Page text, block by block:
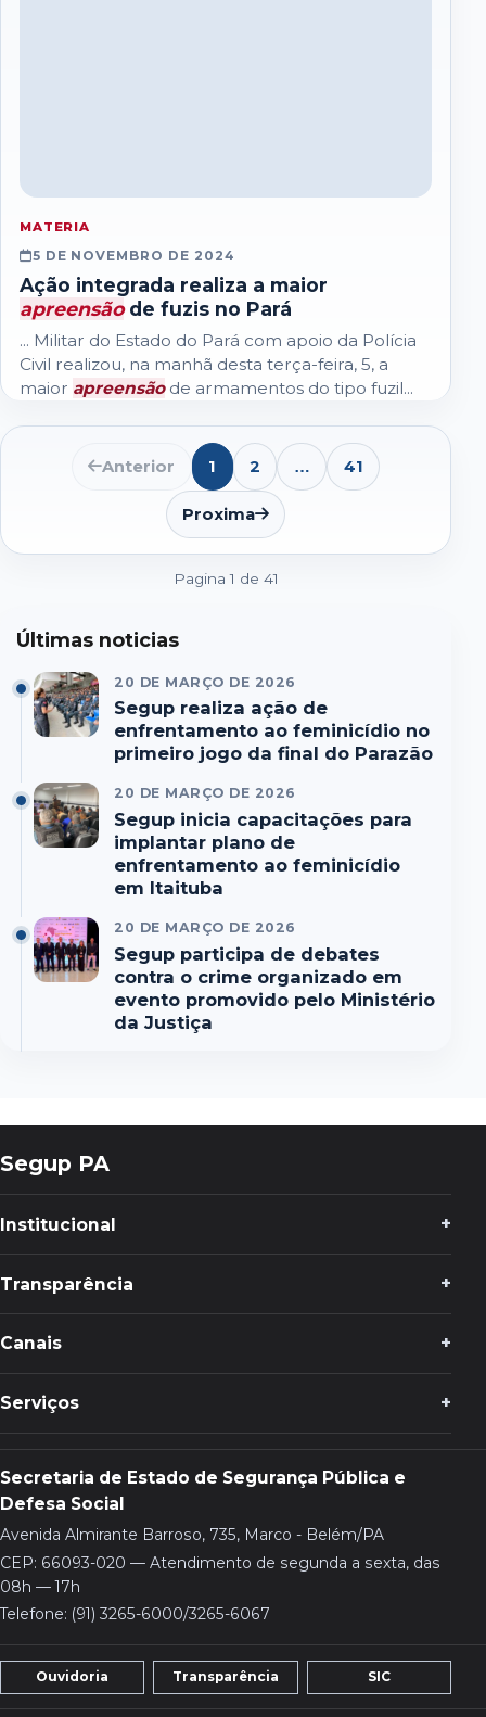
MATERIA
5 DE NOVEMBRO DE 2024
Ação integrada realiza a maior
apreensãode fuzis no Pará
... Militar do Estado do Pará com apoio da Polícia
Civil realizou, na manhã desta terça-feira, 5, a
maior apreensãode armamentos do tipo fuzil...
Anterior 1 2 …Abrir
lista
41
Proxima
Pagina 1 de 41
Últimas noticias
20 DE MARÇO DE 2026
Segup realiza ação de
enfrentamento ao feminicídio no
primeiro jogo da final do Parazão
20 DE MARÇO DE 2026
Segup inicia capacitações para
implantar plano de
enfrentamento ao feminicídio
em Itaituba
20 DE MARÇO DE 2026
Segup participa de debates
contra o crime organizado em
evento promovido pelo Ministério
da Justiça
Segup PA
Institucional
Transparência
Canais
Serviços
Secretaria de Estado de Segurança Pública e
Defesa Social
Avenida Almirante Barroso, 735, Marco - Belém/PA
CEP: 66093-020 — Atendimento de segunda a sexta, das
08h — 17h
Telefone: (91) 3265-6000/3265-6067
Ouvidoria Transparência SIC